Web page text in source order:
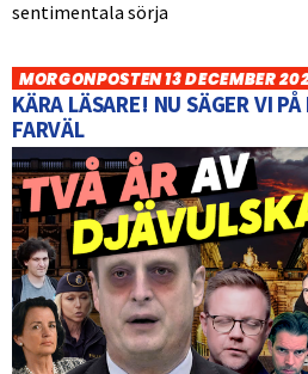
sentimentala sörja
MORGONPOSTEN 13 DECEMBER
KÄRA LÄSARE! NU SÄGER VI
FARVÄL